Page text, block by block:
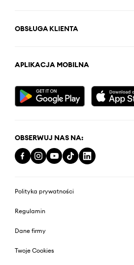
OBSŁUGA KLIENTA
APLIKACJA MOBILNA
OBSERWUJ NAS NA:
Polityka prywatności
Regulamin
Dane firmy
Twoje Cookies